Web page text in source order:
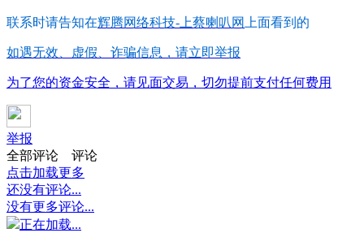
联系时请告知在辉腾网络科技-上蔡喇叭网 上面看到的
如遇无效、虚假、诈骗信息，请立即举报
为了您的资金安全，请见面交易，切勿提前支付任何费用
举报
全部评论
评论
点击加载更多
还没有评论...
没有更多评论...
正在加载...